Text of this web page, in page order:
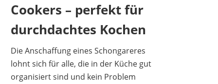
Cookers – perfekt für
durchdachtes Kochen
Die Anschaffung eines Schongareres
lohnt sich für alle, die in der Küche gut
organisiert sind und kein Problem